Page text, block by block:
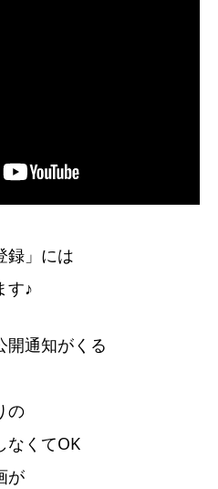
録」には
す♪
開通知がくる
の
なくてOK
が